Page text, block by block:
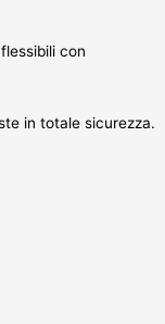
con
in totale sicurezza.